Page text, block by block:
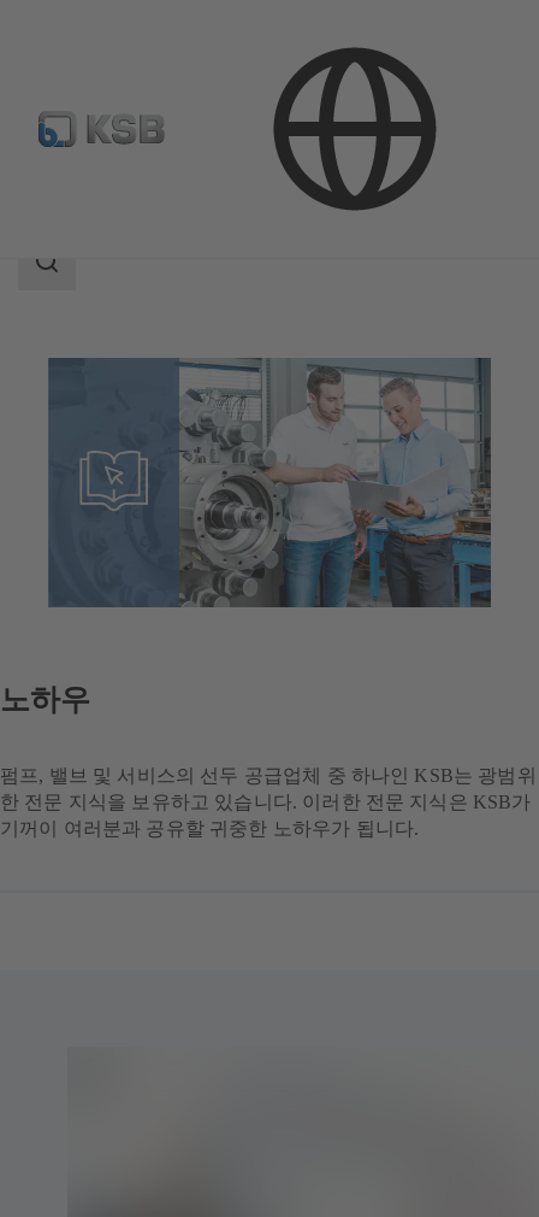
노하우
검
위
노하우
펌프, 밸브 및 서비스의 선두 공급업체 중 하나인 KSB는 광범위
한 전문 지식을 보유하고 있습니다. 이러한 전문 지식은 KSB가
기꺼이 여러분과 공유할 귀중한 노하우가 됩니다.